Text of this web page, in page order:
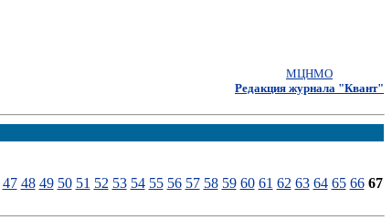
МЦНМО
Редакция журнала "Квант"
47 48 49 50 51 52 53 54 55 56 57 58 59 60 61 62 63 64 65 66 67